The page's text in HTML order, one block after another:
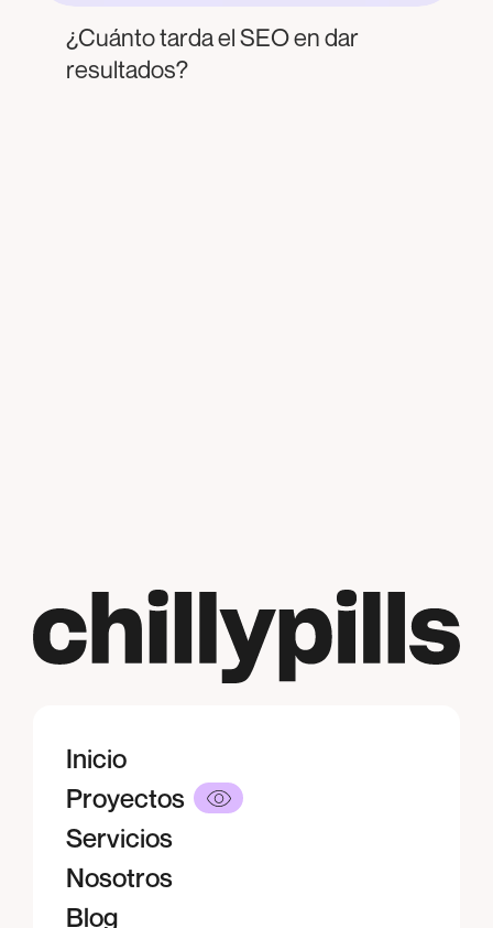
¿Cuánto tarda el SEO en dar
resultados?
Inicio
Inicio
Proyectos
Proyectos
Servicios
Servicios
Nosotros
Nosotros
Blog